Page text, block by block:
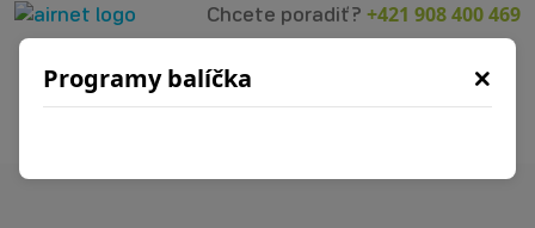
Chcete poradiť? +421 908 400 469
Programy balíčka ×